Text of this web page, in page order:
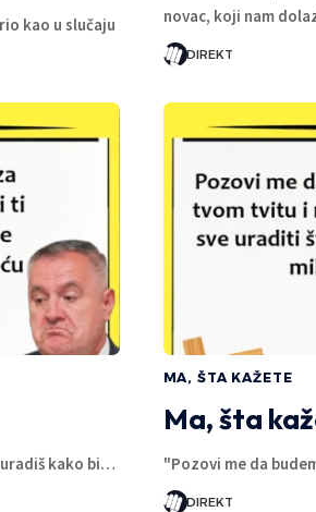
kao u slučaju
novac, koji nam
DIREKT
uradiš kako bi…
MA, ŠTA KAŽETE
Ma, šta
"Pozovi me da
DIREKT